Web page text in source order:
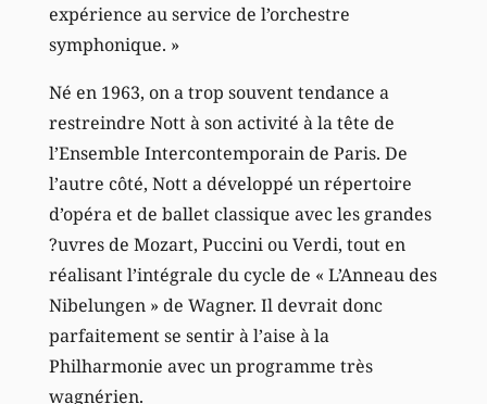
expérience au service de l’orchestre
symphonique. »
Né en 1963, on a trop souvent tendance a
restreindre Nott à son activité à la tête de
l’Ensemble Intercontemporain de Paris. De
l’autre côté, Nott a développé un répertoire
d’opéra et de ballet classique avec les grandes
?uvres de Mozart, Puccini ou Verdi, tout en
réalisant l’intégrale du cycle de « L’Anneau des
Nibelungen » de Wagner. Il devrait donc
parfaitement se sentir à l’aise à la
Philharmonie avec un programme très
wagnérien.